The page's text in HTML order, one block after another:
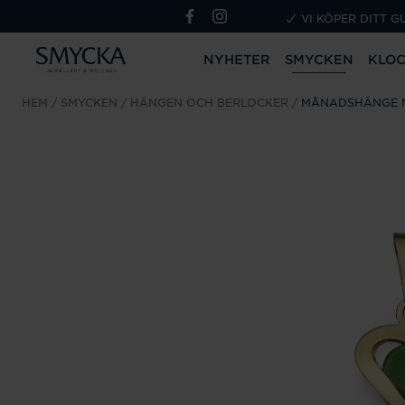
VI KÖPER DITT
NYHETER SMYCKEN
HEM SMYCKEN HÄNGEN OCH BERLOCKER MÅNADSHÄNGE